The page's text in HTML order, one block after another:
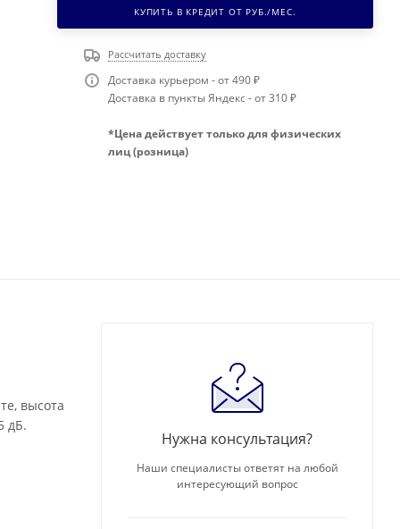
КУПИТЬ В КРЕДИТ ОТ РУБ./МЕС.
Рассчитать доставку
Доставка курьером - от 490 ₽
Доставка в пункты Яндекс - от 310 ₽
*Цена действует только для физических
лиц (розница)
высота
дБ.
Нужна консультация?
Наши специалисты ответят на любой
интересующий вопрос